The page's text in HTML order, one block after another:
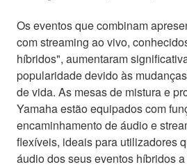
Os eventos que combinam
com streaming ao vivo,
híbridos", aumentaram
popularidade devido às
de vida. As mesas de mistura e
Yamaha estão equipados com
encaminhamento de áudio e
flexíveis, ideais para utilizadores
áudio dos seus eventos híbridos